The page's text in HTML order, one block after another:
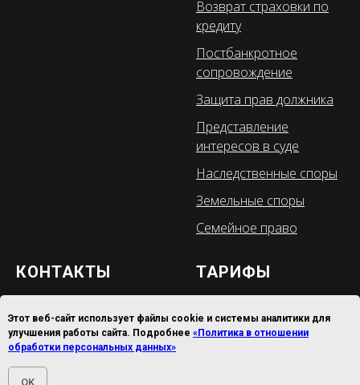
Возврат страховки по
кредиту
Постбанкротное
сопровождение
Защита прав должника
Представление
интересов в суде
Наследственные споры
Земельные споры
Семейное право
КОНТАКТЫ
Служба контроля
+7 (905) 951-32-97
ТАРИФЫ
физических лиц
Этот веб-сайт использует файлы cookie и системы аналитики для
улучшения работы сайта. Подробнее «Политика в отношении
обработки персональных данных»
OK